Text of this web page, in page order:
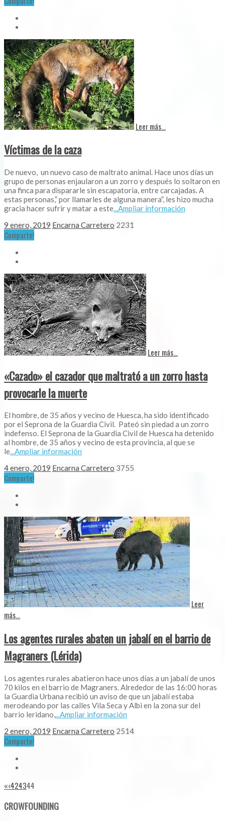
Leer más...
Víctimas de la caza
De nuevo, un nuevo caso de maltrato animal. Hace unos días un
grupo de personas enjaularon a un zorro y después lo soltaron en
una finca para dispararle sin escapatoria, entre carcajadas. A
estas personas,” por llamarles de alguna manera”, les hizo mucha
gracia hacer sufrir y matar a este...Ampliar información
9 enero, 2019 Encarna Carretero 2231
Comparte!
Leer más...
«Cazado» el cazador que maltrató a un zorro hasta
provocarle la muerte
El hombre, de 35 años y vecino de Huesca, ha sido identificado
por el Seprona de la Guardia Civil. Pateó sin piedad a un zorro
indefenso. El Seprona de la Guardia Civil de Huesca ha detenido
al hombre, de 35 años y vecino de esta provincia, al que se
le...Ampliar información
4 enero, 2019 Encarna Carretero 3755
Comparte!
Leer
más...
Los agentes rurales abaten un jabalí en el barrio de
Magraners (Lérida)
Los agentes rurales abatieron hace unos días a un jabalí de unos
70 kilos en el barrio de Magraners. Alrededor de las 16:00 horas
la Guardia Urbana recibió un aviso de que un jabalí estaba
merodeando por las calles Vila Seca y Albi en la zona sur del
barrio leridano,...Ampliar información
2 enero, 2019 Encarna Carretero 2514
Comparte!
«‹424344
CROWFOUNDING